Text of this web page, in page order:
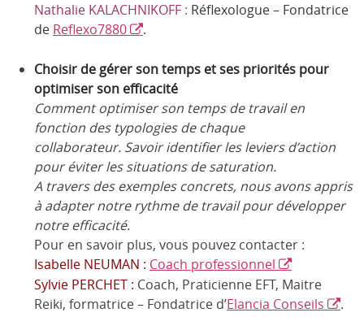
Nathalie KALACHNIKOFF : Réflexologue – Fondatrice
de Reflexo7880 .
Choisir de gérer son temps et ses priorités pour
optimiser son efficacité
Comment optimiser son temps de travail en
fonction des typologies de chaque
collaborateur. Savoir identifier les leviers d’action
pour éviter les situations de saturation.
A travers des exemples concrets, nous avons appris
à adapter notre rythme de travail pour développer
notre efficacité.
Pour en savoir plus, vous pouvez contacter :
Isabelle NEUMAN : Coach professionnel
Sylvie PERCHET : Coach, Praticienne EFT, Maitre
Reiki, formatrice – Fondatrice d’Elancia Conseils .